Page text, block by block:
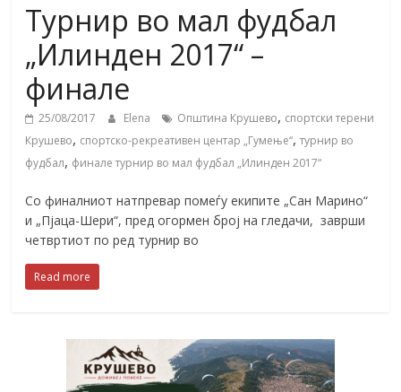
Турнир во мал фудбал
„Илинден 2017“ –
финале
25/08/2017 Elena Општина Крушево, спортски терени
Крушево, спортско-рекреативен центар „Гумење“,турнир во
фудбал, финале турнир во мал фудбал „Илинден 2017“
Со финалниот натпревар помеѓу екипите „Сан Марино“
и „Пјаца-Шери“, пред огормен број на гледачи, заврши
четвртиот по ред турнир во
Read more